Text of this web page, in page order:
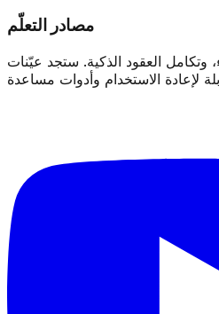
مصادر التعلّم
وتكامل العقود الذكية. ستجد عيّنات